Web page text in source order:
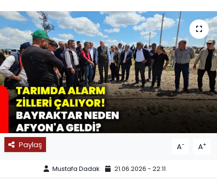
Paylaş A- A+
Mustafa Dadak 21.06.2026 - 22:11
SAĞLIK
SPOR
11:11 MANŞET